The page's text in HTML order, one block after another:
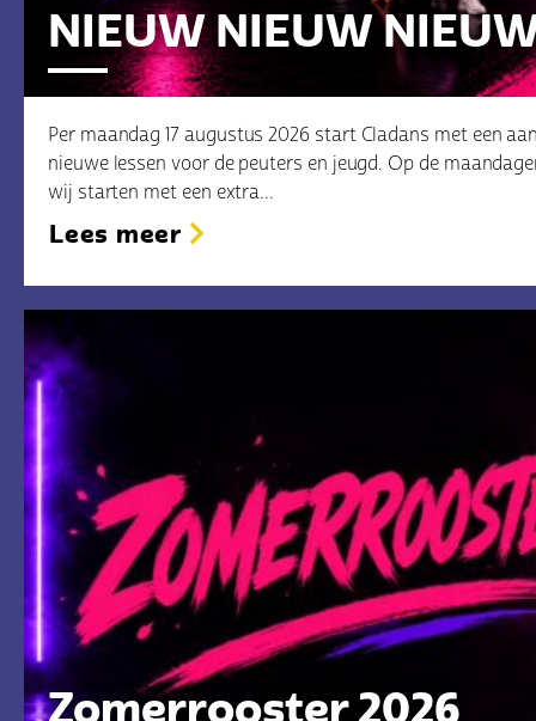
NIEUW NIEUW
Per maandag 17 augustus 2026 start Cladans met een
nieuwe lessen voor de peuters en jeugd. Op de
wij starten met een extra...
Lees meer